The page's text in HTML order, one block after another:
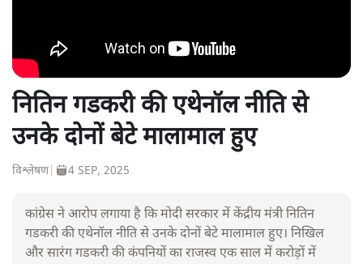
नितिन गडकरी की एथेनॉल नीति से
उनके दोनों बेटे मालामाल हुए
विश्लेषण| 4 SEP, 2025
कांग्रेस ने आरोप लगाया है कि मोदी सरकार में केंद्रीय मंत्री नितिन
गडकरी की एथेनॉल नीति से उनके दोनों बेटे मालामाल हुए। निखिल
और सारंग गडकरी की कंपनियों का राजस्व एक साल में करोड़ों में